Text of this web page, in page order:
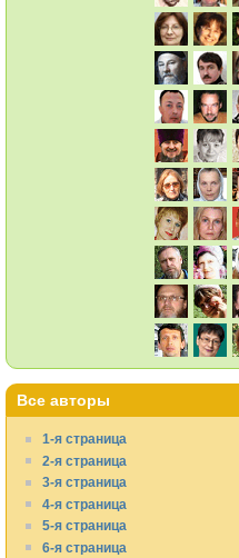
Все авторы
1-я страница
2-я страница
3-я страница
4-я страница
5-я страница
6-я страница